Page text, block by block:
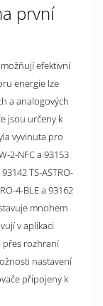
první
efektivní
energie lze
a analogových
jsou určeny k
vyvinuta pro
2-NFC a 93153
TS-ASTRO-
4-BLE a 93162
mnohem
v aplikaci
přes rozhraní
nastavení
připojeny k